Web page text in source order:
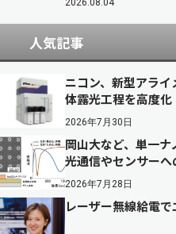
2026.08.04
人気記事
ニコン、新型アラ
体露光工程を高度化
2026年7月30日
岡山大など、単一
光通信やセンサー
2026年7月28日
レーザー無線給電